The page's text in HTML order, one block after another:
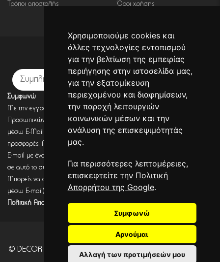
Χρησιμοποιούμε cookies και
άλλες τεχνολογίες εντοπισμού
για την βελτίωση της εμπειρίας
περιήγησης στην ιστοσελίδα μας,
για την εξατομίκευση
περιεχομένου και διαφημίσεων,
την παροχή λειτουργιών
κοινωνικών μέσων και την
ανάλυση της επισκεψιμότητάς
μας.
Για περισσότερες λεπτομέρειες,
επισκεφτείτε την Πολιτική
Απορρήτου της Google.
Συμφωνώ
Αρνούμαι
Αλλαγή των προτιμήσεών μου
Τρόποι αποστολής Όροι χρήσης
Εγγραφή σε newsletter
Συμφωνώ
Με την εγγραφή σου, συμφωνείς με την Πολιτική Προστασίας
Προσωπικών Δεδομένων και συμφωνείς πως η DECORSEASONS μπορεί
μέσω E-Mail να στέλνει πληροφορίες για σχετικά προϊόντα, τις τρέχουσες
προσφορές. Μετά από έλεγχο από την DECORSEASONS θα λάβεις ένα
E-mail με ένα link επιβεβαίωσης (Double opt-in). Μόνο μετά από κλικ
σε αυτό το σύνδεσμο, η εγγραφή θα έχει ολοκληρωθεί.
Μπορείς να αποσύρεις τη συναίνεση (για να λαμβάνεις πληροφορίες
μέσω E-mail) οποιαδήποτε στιγμή σύμφωνα με όσα καθορίζονται στην
Πολιτική Απορρήτου.
© DECOR SEASONS - Development - Powered by
CITYCOM